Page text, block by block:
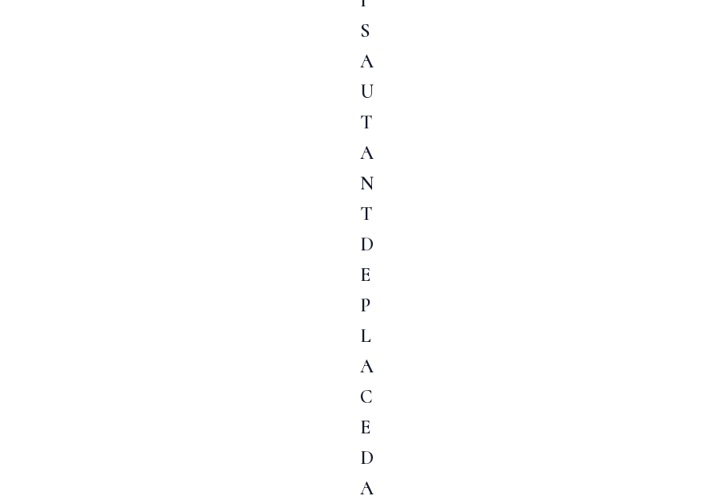
S
A
U
T
A
N
T
D
E
P
L
A
C
E
D
A